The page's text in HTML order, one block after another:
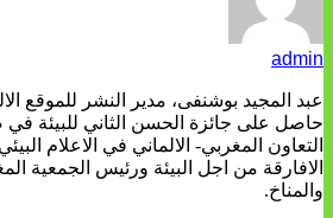
admin
عبد المجيد بوشنفى، مدير النشر للموقع
حاصل على جائزة الحسن الثاني للبيئة في
التعاون المغربي- الالماني في الاعلام
الافارقة من اجل البيئة ورئيس الجمعية
والمناخ.